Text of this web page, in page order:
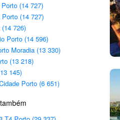
(14 727)
(14 727)
726)
Porto (14 596)
Moradia (13 330)
(13 218)
145)
Porto (6 651)